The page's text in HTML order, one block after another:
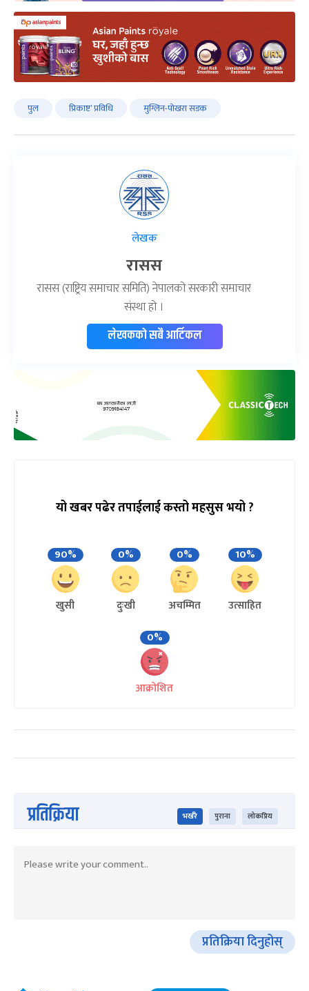
पुल प्रिकाष्ट’ प्रविधि मुग्लिन-पोखरा सडक
लेखक
रासस
रासस (राष्ट्रिय समाचार समिति) नेपालको सरकारी समाचार
संस्था हो ।
लेखकको सबै आर्टिकल
यो खबर पढेर तपाईलाई कस्तो महसुस भयो ?
90%
खुसी
0%
दुःखी
0%
अचम्मित
10%
उत्साहित
0%
आक्रोशित
प्रतिक्रिया भर्खरै पुराना लोकप्रिय
प्रतिक्रिया दिनुहोस्